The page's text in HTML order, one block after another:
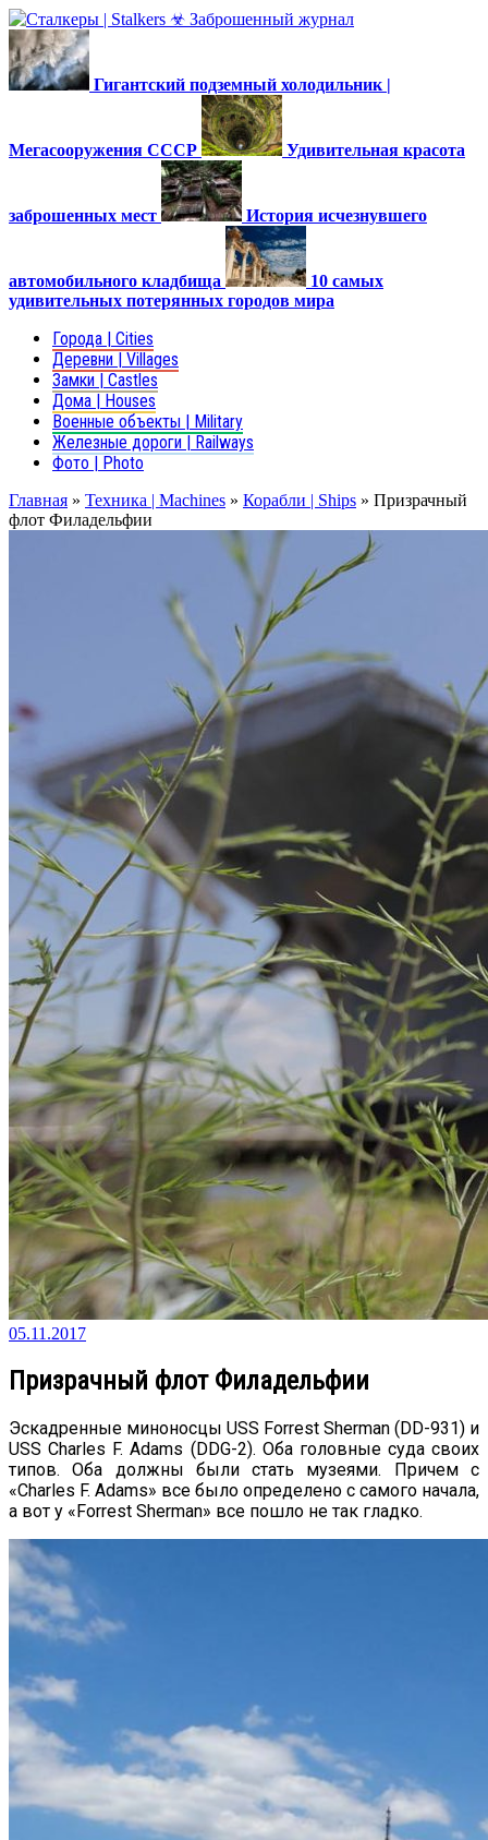
Гигантский подземный холодильник |
Мегасооружения СССР Удивительная красота
заброшенных мест История исчезнувшего
автомобильного кладбища
10 самых
удивительных потерянных городов мира
Города | Cities
Деревни | Villages
Замки | Castles
Дома | Houses
Военные объекты | Military
Железные дороги | Railways
Фото | Photo
Главная » Техника | Machines » Корабли | Ships » Призрачный
флот Филадельфии
05.11.2017
Призрачный флот Филадельфии
Эскадренные миноносцы USS Forrest Sherman (DD-931) и
USS Charles F. Adams (DDG-2). Оба головные суда своих
типов. Оба должны были стать музеями. Причем с
«Charles F. Adams» все было определено с самого начала,
а вот у «Forrest Sherman» все пошло не так гладко.